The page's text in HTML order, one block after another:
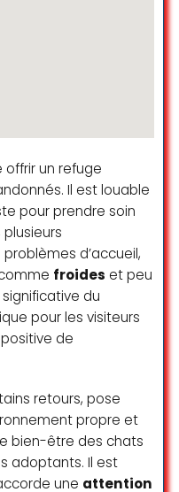
nature conviviale et
une bonne
!
Romain Abos
recueille et
des
qu’ils soient
Merci à cette
Passet Franck
☆ 5/5
offrir un refuge
Il est louable
pour prendre soin
d’accueil,
froides et peu
du
pour les visiteurs
de
retours, pose
propre et
bien-être des chats
adoptants. Il est
une attention